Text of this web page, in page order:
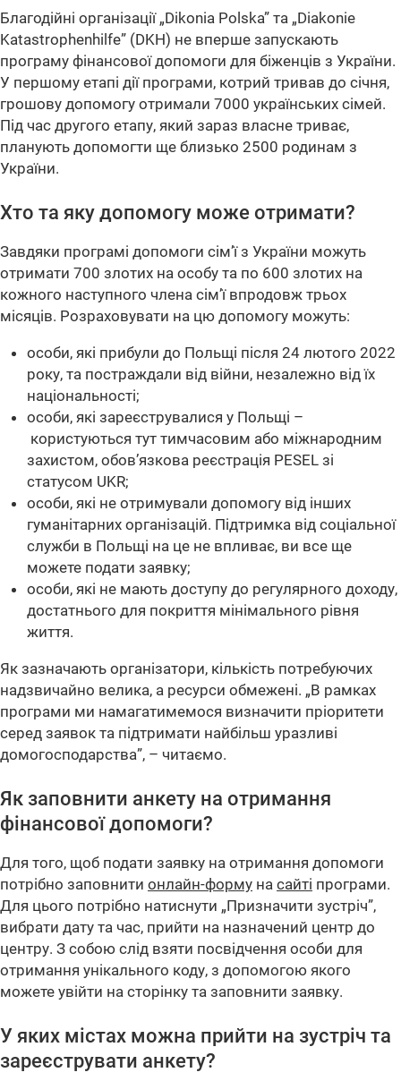
Благодійні організації „Dikonia Polska” та „Diakonie
Katastrophenhilfe” (DKH) не вперше запускають
програму фінансової допомоги для біженців з України.
У першому етапі дії програми, котрий тривав до січня,
грошову допомогу отримали 7000 українських сімей.
Під час другого етапу, який зараз власне триває,
планують допомогти ще близько 2500 родинам з
України.
Хто та яку допомогу може отримати?
Завдяки програмі допомоги сім’ї з України можуть
отримати 700 злотих на особу та по 600 злотих на
кожного наступного члена сім’ї впродовж трьох
місяців. Розраховувати на цю допомогу можуть:
особи, які прибули до Польщі після 24 лютого 2022
року, та постраждали від війни, незалежно від їх
національності;
особи, які зареєструвалися у Польщі –
користуються тут тимчасовим або міжнародним
захистом, обов’язкова реєстрація PESEL зі
статусом UKR;
особи, які не отримували допомогу від інших
гуманітарних організацій. Підтримка від соціальної
служби в Польщі на це не впливає, ви все ще
можете подати заявку;
особи, які не мають доступу до регулярного доходу,
достатнього для покриття мінімального рівня
життя.
Як зазначають організатори, кількість потребуючих
надзвичайно велика, а ресурси обмежені. „В рамках
програми ми намагатимемося визначити пріоритети
серед заявок та підтримати найбільш уразливі
домогосподарства”, – читаємо.
Як заповнити анкету на отримання
фінансової допомоги?
Для того, щоб подати заявку на отримання допомоги
потрібно заповнити онлайн-форму на сайті програми.
Для цього потрібно натиснути „Призначити зустріч”,
вибрати дату та час, прийти на назначений центр до
центру. З собою слід взяти посвідчення особи для
отримання унікального коду, з допомогою якого
можете увійти на сторінку та заповнити заявку.
У яких містах можна прийти на зустріч та
зареєструвати анкету?